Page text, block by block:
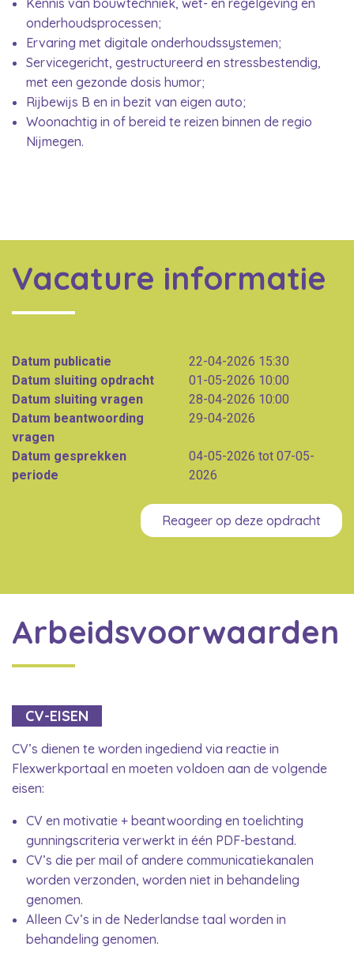
Kennis van bouwtechniek, wet- en regelgeving en
onderhoudsprocessen;
Ervaring met digitale onderhoudssystemen;
Servicegericht, gestructureerd en stressbestendig,
met een gezonde dosis humor;
Rijbewijs B en in bezit van eigen auto;
Woonachtig in of bereid te reizen binnen de regio
Nijmegen.
Vacature informatie
Datum publicatie
22-04-2026 15:30
Datum sluiting opdracht
01-05-2026 10:00
Datum sluiting vragen
28-04-2026 10:00
Datum beantwoording
vragen
29-04-2026
Datum gesprekken
periode
04-05-2026 tot 07-05-
2026
Reageer op deze opdracht
Arbeidsvoorwaarden
CV-EISEN
CV’s dienen te worden ingediend via reactie in
Flexwerkportaal en moeten voldoen aan de volgende
eisen:
CV en motivatie + beantwoording en toelichting
gunningscriteria verwerkt in één PDF-bestand.
CV’s die per mail of andere communicatiekanalen
worden verzonden, worden niet in behandeling
genomen.
Alleen Cv’s in de Nederlandse taal worden in
behandeling genomen.